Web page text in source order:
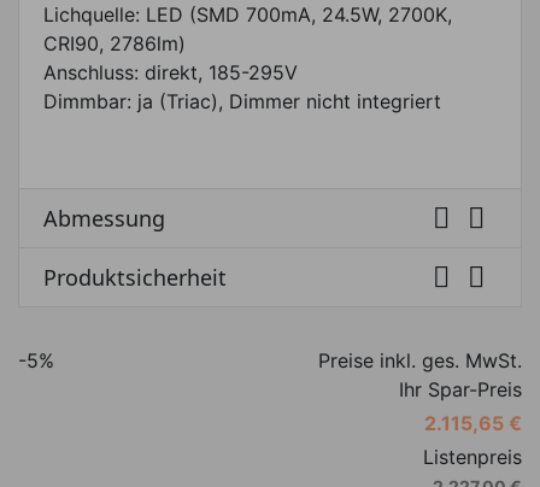
Lichquelle: LED (SMD 700mA, 24.5W, 2700K,
CRI90, 2786lm)
Anschluss: direkt, 185-295V
Dimmbar: ja (Triac), Dimmer nicht integriert
Abmessung  
Produktsicherheit  
-5%
Preise inkl. ges. MwSt.
Ihr Spar-Preis
2.115,65 €
Listenpreis